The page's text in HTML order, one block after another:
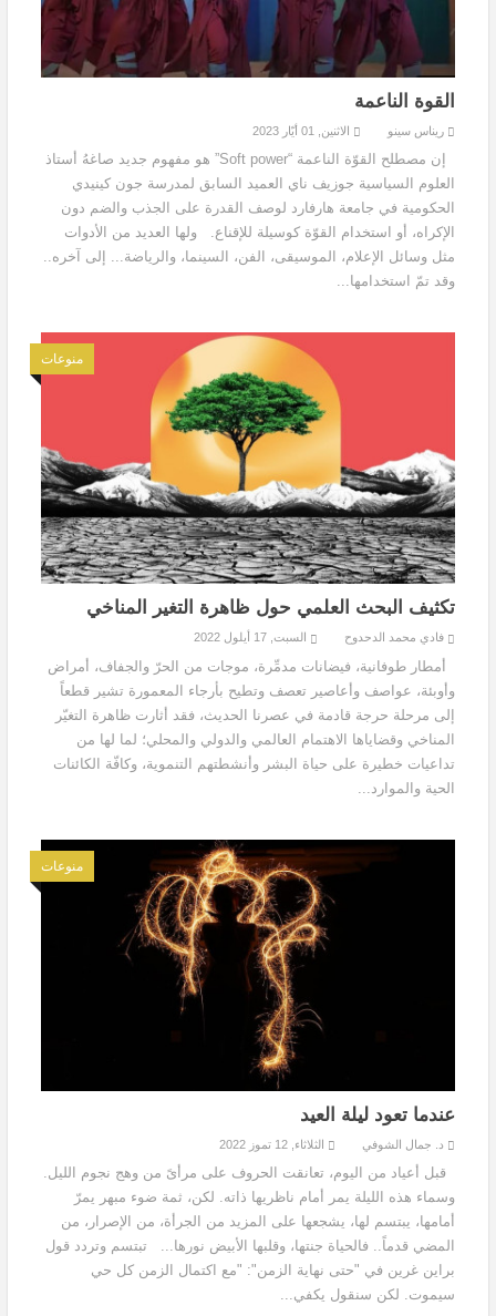
القوة الناعمة
ريناس سينو الاثنين, 01 أيّار 2023
إن مصطلح القوّة الناعمة “Soft power”‏ هو مفهوم جديد صاغهُ أستاذ
العلوم السياسية جوزيف ناي العميد السابق لمدرسة جون كينيدي
الحكومية في جامعة هارفارد لوصف القدرة على الجذب والضم دون
الإكراه، أو استخدام القوّة كوسيلة للإقناع. ولها العديد من الأدوات
مثل وسائل الإعلام، الموسيقى، الفن، السينما، والرياضة... إلى آخره..
وقد تمّ استخدامها...
منوعات
تكثيف البحث العلمي حول ظاهرة التغير المناخي
فادي محمد الدحدوح السبت, 17 أيلول 2022
أمطار طوفانية، فيضانات مدمِّرة، موجات من الحرّ والجفاف، أمراض
وأوبئة، عواصف وأعاصير تعصف وتطيح بأرجاء المعمورة تشير قطعاً
إلى مرحلة حرجة قادمة في عصرنا الحديث، فقد أثارت ظاهرة التغيّر
المناخي وقضاياها الاهتمام العالمي والدولي والمحلي؛ لما لها من
تداعيات خطيرة على حياة البشر وأنشطتهم التنموية، وكافّة الكائنات
الحية والموارد...
منوعات
عندما تعود ليلة العيد
د. جمال الشوفي الثلاثاء, 12 تموز 2022
قبل أعياد من اليوم، تعانقت الحروف على مرأىً من وهج نجوم الليل.
وسماء هذه الليلة يمر أمام ناظريها ذاته. لكن، ثمة ضوء مبهر يمرّ
أمامها، يبتسم لها، يشجعها على المزيد من الجرأة، من الإصرار، من
المضي قدماً.. فالحياة جنتها، وقلبها الأبيض نورها... تبتسم وتردد قول
براين غرين في "حتى نهاية الزمن": "مع اكتمال الزمن كل حي
سيموت. لكن سنقول يكفي...